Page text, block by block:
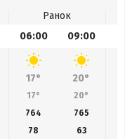
Ранок
06:00 09:00
17° 20°
17° 20°
764 765
78 63